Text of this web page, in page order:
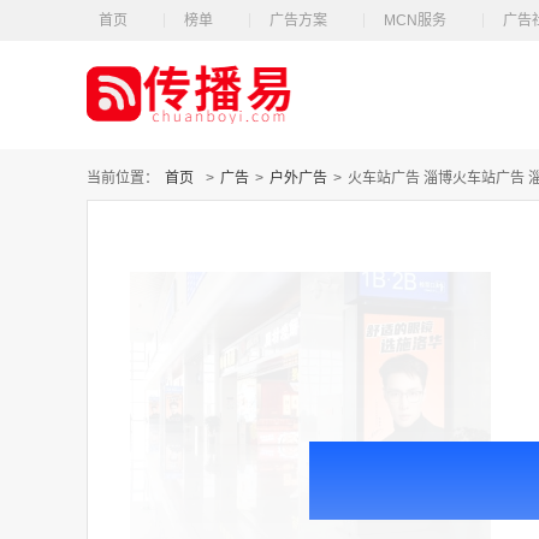
首页 榜单 广告方案 MCN服务 广告
当前位置： 首页 > 广告 > 户外广告 > 火车站广告 淄博火车站广告